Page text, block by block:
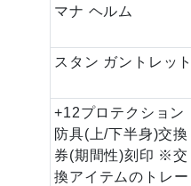
マナ ヘルム
スタン ガントレット
+12プロテクション
防具(上/下半身)交換
券(期間性)刻印 ※交
換アイテムのトレー